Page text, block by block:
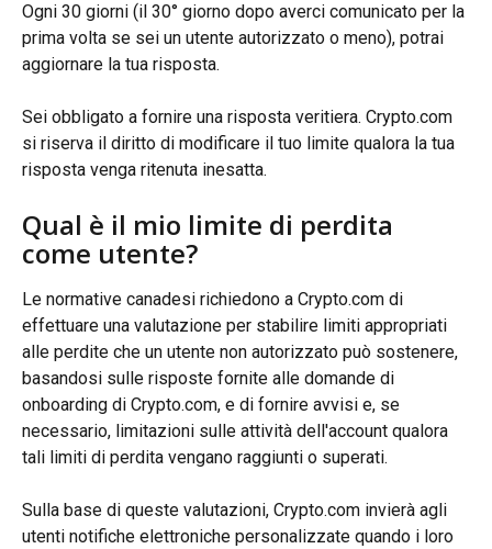
Ogni 30 giorni (il 30° giorno dopo averci comunicato per la
prima volta se sei un utente autorizzato o meno), potrai
aggiornare la tua risposta.
Sei obbligato a fornire una risposta veritiera. Crypto.com
si riserva il diritto di modificare il tuo limite qualora la tua
risposta venga ritenuta inesatta.
Qual è il mio limite di perdita
come utente?
Le normative canadesi richiedono a Crypto.com di
effettuare una valutazione per stabilire limiti appropriati
alle perdite che un utente non autorizzato può sostenere,
basandosi sulle risposte fornite alle domande di
onboarding di Crypto.com, e di fornire avvisi e, se
necessario, limitazioni sulle attività dell'account qualora
tali limiti di perdita vengano raggiunti o superati.
Sulla base di queste valutazioni, Crypto.com invierà agli
utenti notifiche elettroniche personalizzate quando i loro